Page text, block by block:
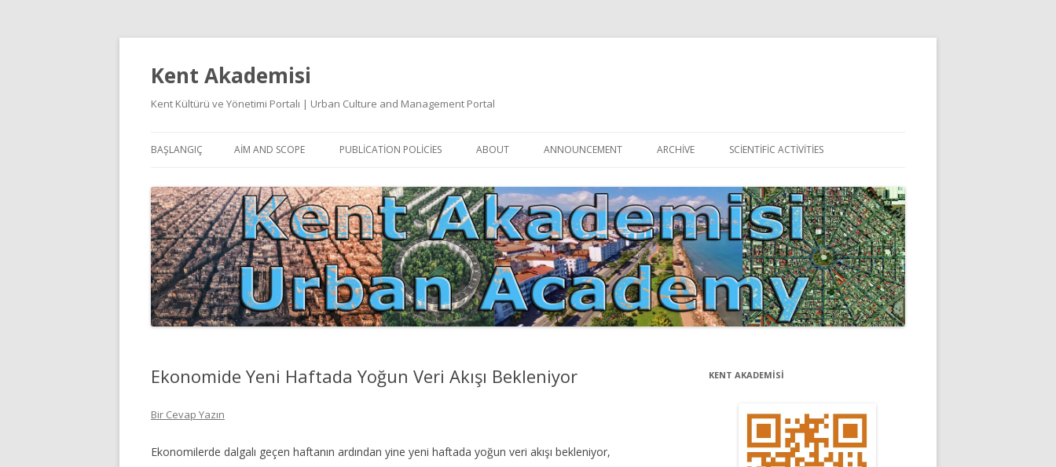
Kent Akademisi
Kent Kültürü ve Yönetimi Portalı | Urban Culture and Management Portal
atla
BAŞLANGIÇ AIM AND SCOPE PUBLICATION POLICIES
DOCUMENTATION
YAZIM KURALLARI
SÜREÇ REHBERI | PROCESS GUIDE
ETIK İLKELER | ETHICAL RULES
ABOUT
EDITORIAL BOARD
ETIK KURUL | ETHICAL BOARDS
İNDEKSLER
JOURNAL HISTORY | DERGI
TARIHÇESI
LOGO & EXPANSION
ANNOUNCEMENT ARCHIVE SCIENTIFIC ACTIVITIES
Ekonomide Yeni Haftada Yoğun Veri Akışı Bekleniyor
Bir Cevap Yazın
Ekonomilerde dalgalı geçen haftanın ardından yine yeni haftada yoğun veri akışı bekleniyor,
KENT AKADEMİSİ